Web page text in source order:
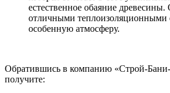
естественное обаяние
отличными теплоизоляционными
особенную атмосферу.
Обратившись в компанию «Строй-
получите: